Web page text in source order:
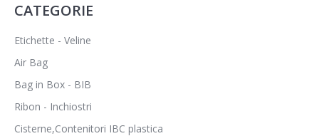
CATEGORIE
Etichette - Veline
Air Bag
Bag in Box - BIB
Ribon - Inchiostri
Cisterne,Contenitori IBC plastica